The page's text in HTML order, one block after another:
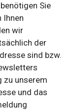
Sie
Ihnen
wir
der
sind bzw.
zu unserem
und das